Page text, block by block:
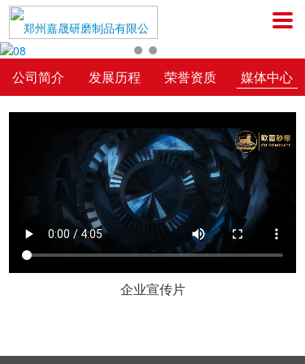
公司简介 发展历程 荣誉资质 媒体中心
企业宣传片